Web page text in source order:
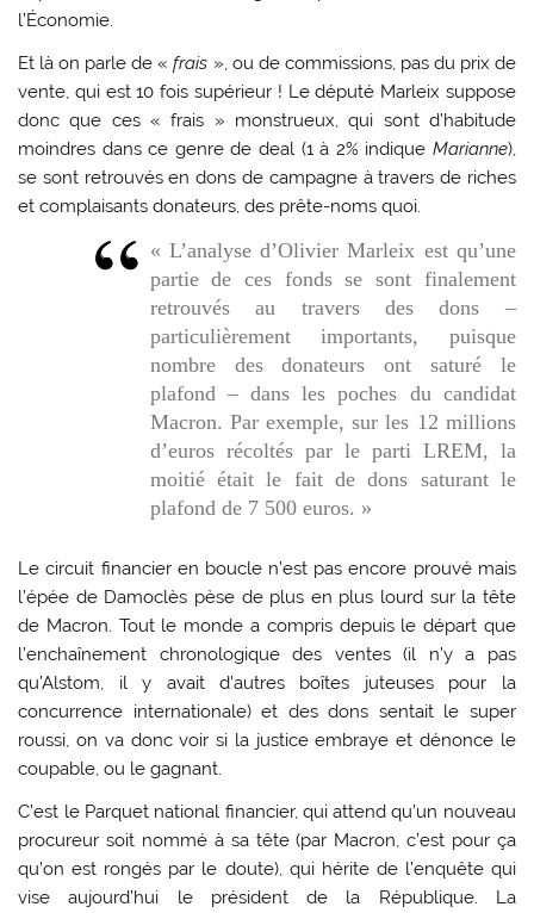
l’Économie.
Et là on parle de «frais », ou de commissions, pas du prix de
vente, qui est 10 fois supérieur ! Le député Marleix suppose
donc que ces « frais » monstrueux, qui sont d’habitude
moindres dans ce genre de deal (1 à 2% indique Marianne),
se sont retrouvés en dons de campagne à travers de riches
et complaisants donateurs, des prête-noms quoi.
« L’analyse d’Olivier Marleix est qu’une
partie de ces fonds se sont finalement
retrouvés au travers des dons –
particulièrement importants, puisque
nombre des donateurs ont saturé le
plafond – dans les poches du candidat
Macron. Par exemple, sur les 12 millions
d’euros récoltés par le parti LREM, la
moitié était le fait de dons saturant le
plafond de 7 500 euros. »
Le circuit financier en boucle n’est pas encore prouvé mais
l’épée de Damoclès pèse de plus en plus lourd sur la tête
de Macron. Tout le monde a compris depuis le départ que
l’enchaînement chronologique des ventes (il n’y a pas
qu’Alstom, il y avait d’autres boîtes juteuses pour la
concurrence internationale) et des dons sentait le super
roussi, on va donc voir si la justice embraye et dénonce le
coupable, ou le gagnant.
C’est le Parquet national financier, qui attend qu’un nouveau
procureur soit nommé à sa tête (par Macron, c’est pour ça
qu’on est rongés par le doute), qui hérite de l’enquête qui
vise aujourd’hui le président de la République. La